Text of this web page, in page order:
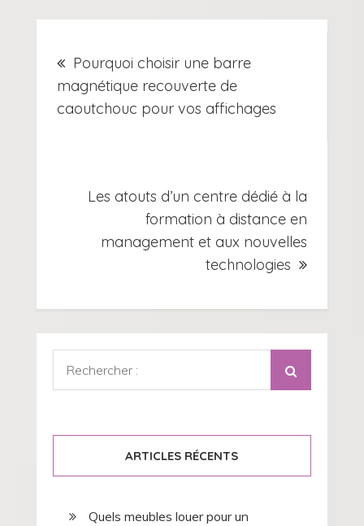
de
l’article
Pourquoi choisir une barre
magnétique recouverte de
caoutchouc pour vos affichages
Les atouts d’un centre dédié à la
formation à distance en
management et aux nouvelles
technologies
ARTICLES RÉCENTS
Quels meubles louer pour un